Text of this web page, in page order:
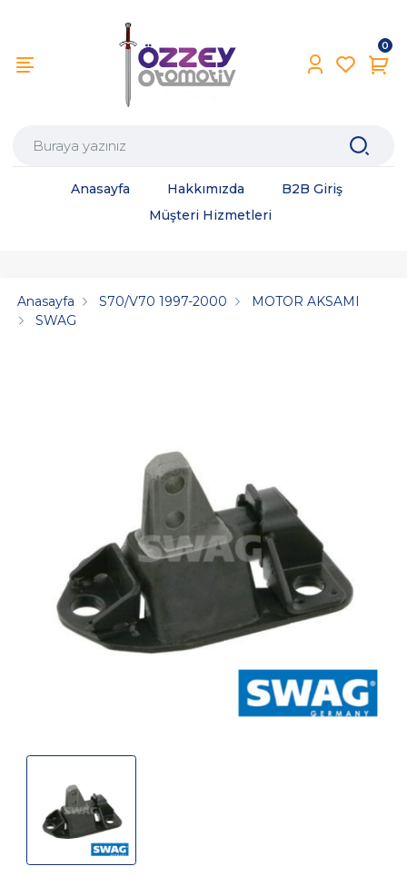
0
Anasayfa Hakkımızda
B2B Giriş
Müşteri Hizmetleri
Anasayfa S70/V70 1997-2000
MOTOR AKSAMI
SWAG